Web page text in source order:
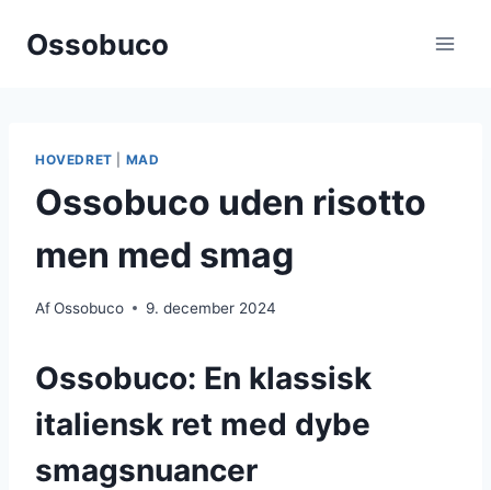
Ossobuco
HOVEDRET MAD
Ossobuco uden risotto
men med smag
AfOssobuco 9. december 2024
Ossobuco: En klassisk
italiensk ret med dybe
smagsnuancer